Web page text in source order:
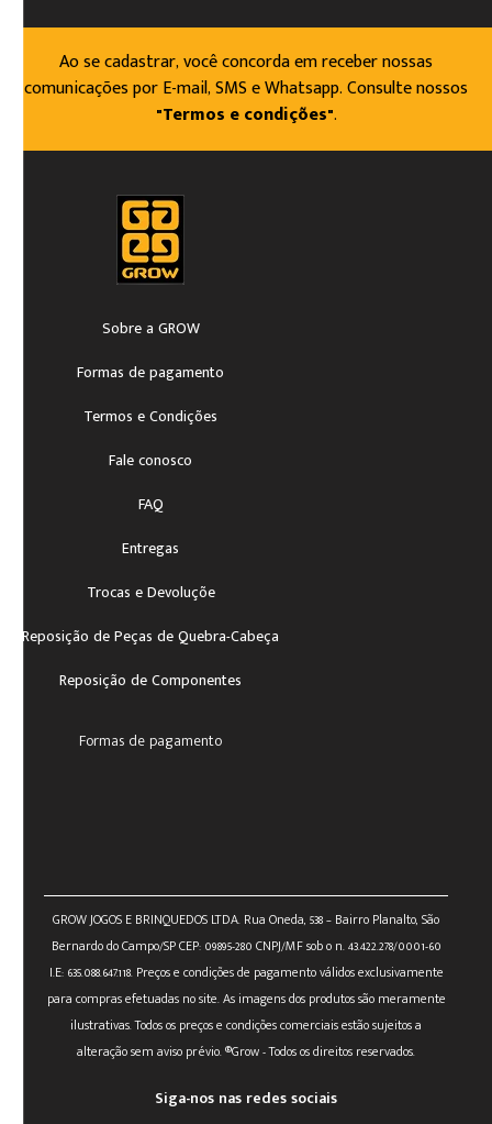
Ao se cadastrar, você concorda em receber nossas
comunicações por E-mail, SMS e Whatsapp. Consulte nossos
"Termos e condições".
Sobre a GROW
Formas de pagamento
Termos e Condições
Fale conosco
FAQ
Entregas
Trocas e Devoluçõe
Reposição de Peças de Quebra-Cabeça
Reposição de Componentes
Formas de pagamento
GROW JOGOS E BRINQUEDOS LTDA. Rua Oneda, 538 – Bairro Planalto, São
Bernardo do Campo/SP CEP: 09895-280 CNPJ/MF sob o n. 43.422.278/0001-60
I.E: 635.088.647.118. Preços e condições de pagamento válidos exclusivamente
para compras efetuadas no site. As imagens dos produtos são meramente
ilustrativas. Todos os preços e condições comerciais estão sujeitos a
alteração sem aviso prévio. ®Grow - Todos os direitos reservados.
Siga-nos nas redes sociais